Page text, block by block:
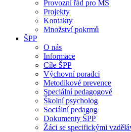
Provozní řád pro MŠ
Projekty
Kontakty
Množství pokrmů
ŠPP
O nás
Informace
Cíle ŠPP
Výchovní poradci
Metodikové prevence
Speciální pedagogové
Školní psycholog
Sociální pedagog
Dokumenty ŠPP
Žáci se specifickými